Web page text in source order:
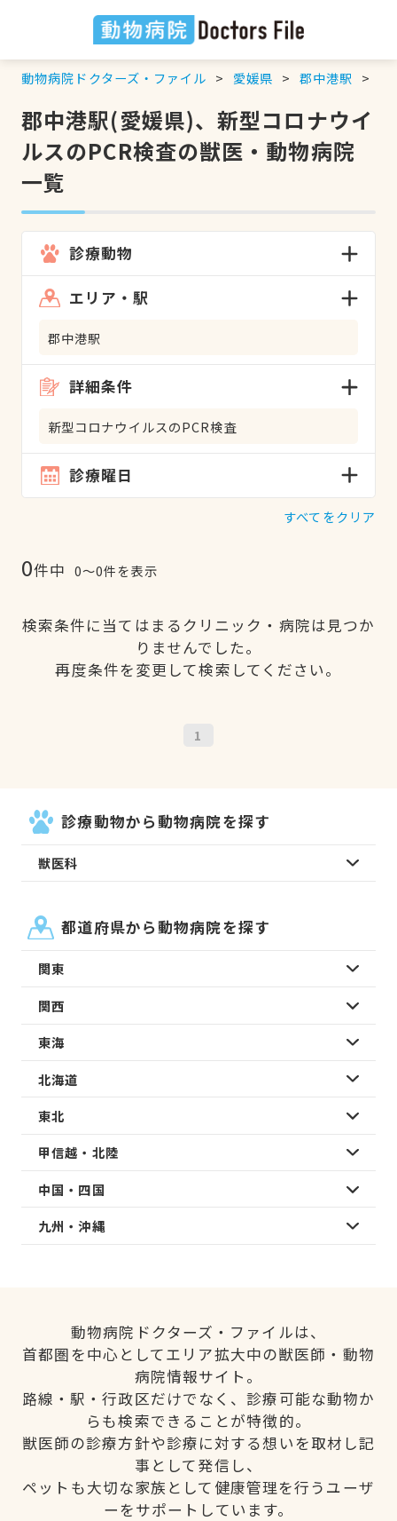
動物病院ドクターズ・ファイル 愛媛県 郡中港駅
郡中港駅(愛媛県)、新型コロナウイ
ルスのPCR検査の獣医・動物病院
一覧
診療動物
エリア・駅
郡中港駅
詳細条件
新型コロナウイルスのPCR検査
診療曜日
すべてをクリア
0件中 0〜0件を表示
検索条件に当てはまるクリニック・病院は見つか
りませんでした。
再度条件を変更して検索してください。
1
診療動物から動物病院を探す
獣医科
都道府県から動物病院を探す
関東
関西
東海
北海道
東北
甲信越・北陸
中国・四国
九州・沖縄
動物病院ドクターズ・ファイルは、
首都圏を中心としてエリア拡大中の獣医師・動物
病院情報サイト。
路線・駅・行政区だけでなく、診療可能な動物か
らも検索できることが特徴的。
獣医師の診療方針や診療に対する想いを取材し記
事として発信し、
ペットも大切な家族として健康管理を行うユーザ
ーをサポートしています。